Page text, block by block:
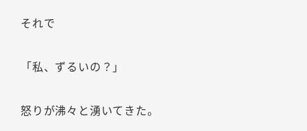
それで
「私、ずるいの？」
怒りが沸々と湧いてきた。